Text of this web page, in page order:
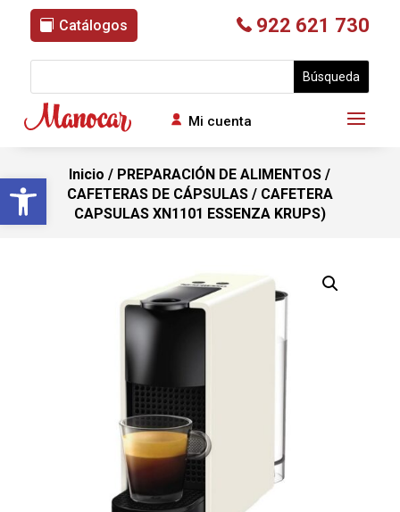
Abrir barra de herramientas
Catálogos 922 621 730
Mi cuenta
Inicio / PREPARACIÓN DE ALIMENTOS /
CAFETERAS DE CÁPSULAS/ CAFETERA
CAPSULAS XN1101 ESSENZA KRUPS)